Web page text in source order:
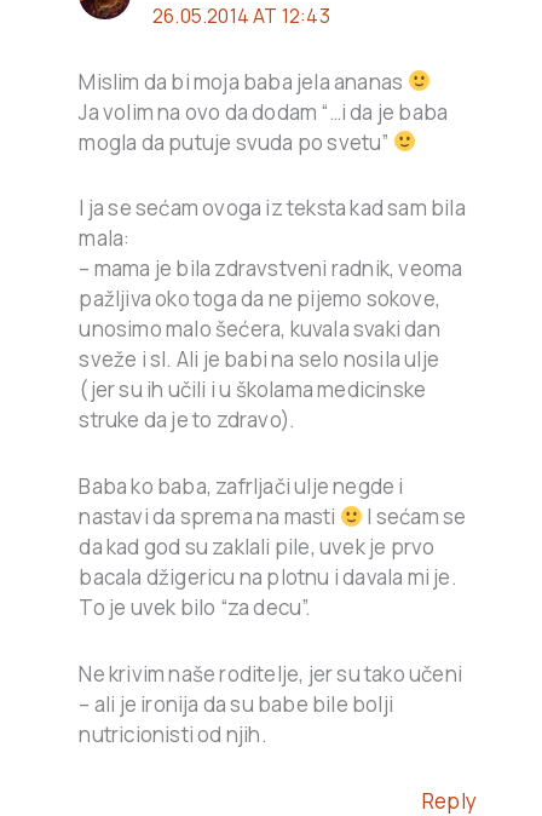
26.05.2014 AT 12:43
Mislim da bi moja baba jela ananas
Ja volim na ovo da dodam “…i da je baba
mogla da putuje svuda po svetu”
I ja se sećam ovoga iz teksta kad sam bila
mala:
– mama je bila zdravstveni radnik, veoma
pažljiva oko toga da ne pijemo sokove,
unosimo malo šećera, kuvala svaki dan
sveže i sl. Ali je babi na selo nosila ulje
(jer su ih učili i u školama medicinske
struke da je to zdravo).
Baba ko baba, zafrljači ulje negde i
nastavi da sprema na masti
I sećam se
da kad god su zaklali pile, uvek je prvo
bacala džigericu na plotnu i davala mi je.
To je uvek bilo “za decu”.
Ne krivim naše roditelje, jer su tako učeni
– ali je ironija da su babe bile bolji
nutricionisti od njih.
Reply